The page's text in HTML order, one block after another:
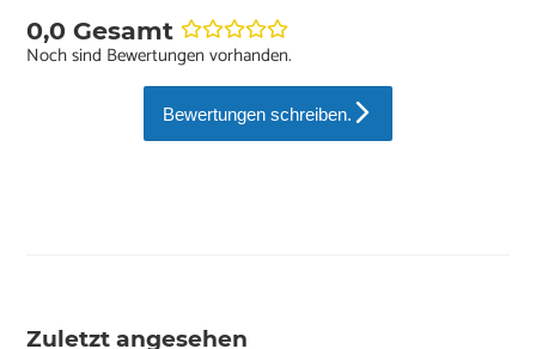
0,0 Gesamt
Noch sind Bewertungen vorhanden.
Bewertungen schreiben.
Zuletzt angesehen